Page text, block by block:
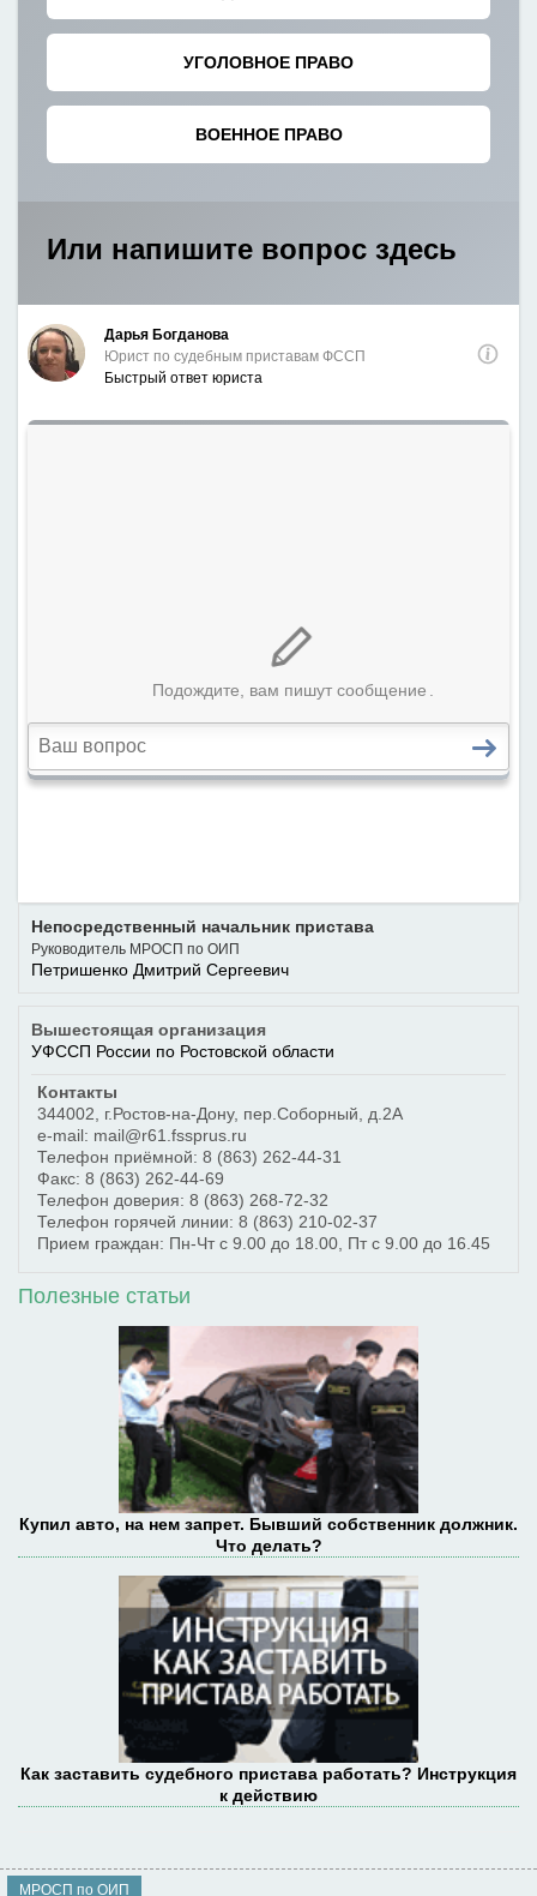
Непосредственный начальник пристава
Руководитель МРОСП по ОИП
Петришенко Дмитрий Сергеевич
Вышестоящая организация
УФССП России по Ростовской области
Контакты
344002
г.Ростов-на-Дону, пер.Соборный, д.2А
e-mail: mail@r61.fssprus.ru
Телефон приёмной: 8 (863) 262-44-31
Факс: 8 (863) 262-44-69
Телефон доверия: 8 (863) 268-72-32
Телефон горячей линии: 8 (863) 210-02-37
Прием граждан: Пн-Чт с 9.00 до 18.00, Пт с 9.00 до 16.45
Полезные статьи
Купил авто, на нем запрет. Бывший собственник должник.
Что делать?
Как заставить судебного пристава работать? Инструкция
к действию
МРОСП по ОИП